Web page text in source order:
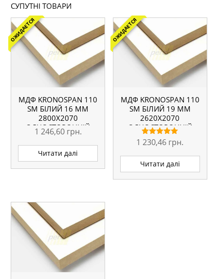
СУПУТНІ ТОВАРИ
ОЖИДАЕТСЯ
МДФ KRONOSPAN 110
SM БІЛИЙ 16 ММ
2800Х2070
ОДНОСТОРОННІЙ
1 246,60 грн.
Читати далі
ОЖИДАЕТСЯ
МДФ KRONOSPAN 110
SM БІЛИЙ 19 ММ
2620Х2070
ОДНОСТОРОННІЙ
Оцінено в
5.00
з 5
1 230,46 грн.
Читати далі